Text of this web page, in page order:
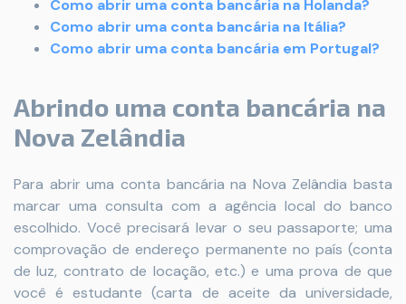
Como abrir uma conta bancária na Holanda?
Como abrir uma conta bancária na Itália?
Como abrir uma conta bancária em Portugal?
Abrindo uma conta bancária na
Nova Zelândia
Para abrir uma conta bancária na Nova Zelândia basta
marcar uma consulta com a agência local do banco
escolhido. Você precisará levar o seu passaporte; uma
comprovação de endereço permanente no país (conta
de luz, contrato de locação, etc.) e uma prova de que
você é estudante (carta de aceite da universidade,